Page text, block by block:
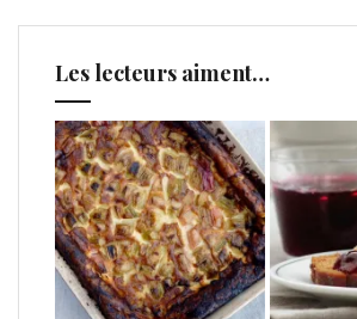
Les lecteurs aiment…